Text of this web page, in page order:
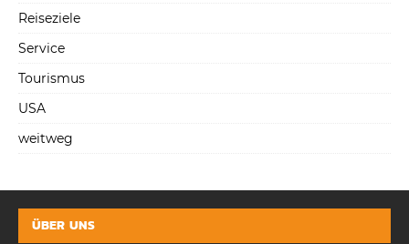
Reiseziele
Service
Tourismus
USA
weitweg
ÜBER UNS